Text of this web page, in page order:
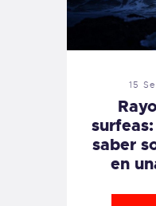
15
saber
en